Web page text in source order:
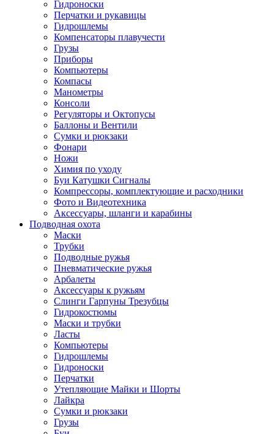
Гидроноски
Перчатки и рукавицы
Гидрошлемы
Компенсаторы плавучести
Грузы
Приборы
Компьютеры
Компасы
Манометры
Консоли
Регуляторы и Октопусы
Баллоны и Вентили
Сумки и рюкзаки
Фонари
Ножи
Химия по уходу
Буи Катушки Сигналы
Компрессоры, комплектующие и расходники
Фото и Видеотехника
Аксессуары, шланги и карабины
Подводная охота
Маски
Трубки
Подводные ружья
Пневматические ружья
Арбалеты
Аксессуары к ружьям
Слинги Гарпуны Трезубцы
Гидрокостюмы
Маски и трубки
Ласты
Компьютеры
Гидрошлемы
Гидроноски
Перчатки
Утепляющие Майки и Шорты
Лайкра
Сумки и рюкзаки
Грузы